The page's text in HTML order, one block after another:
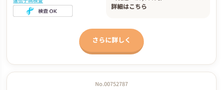
詳細はこちら
さらに詳しく
No.00752787